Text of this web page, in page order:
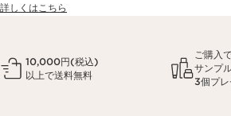
詳しくはこちら
10,000円(税込)
以上で送料無料
ご購入
サンプ
3個プレ